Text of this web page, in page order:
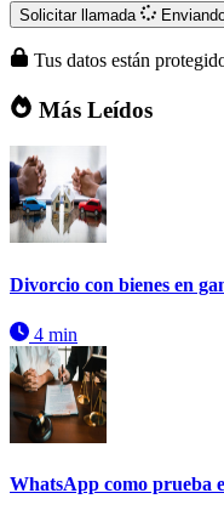
Solicitar llamada
Tus datos están
Más Leídos
Divorcio con bienes en
4 min
WhatsApp como prueba